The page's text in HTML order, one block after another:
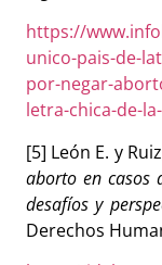
https://
unico-pais-de-
por-negar-
letra-chica-de-
[5] León E. y
aborto en casos
desafíos y
Derechos